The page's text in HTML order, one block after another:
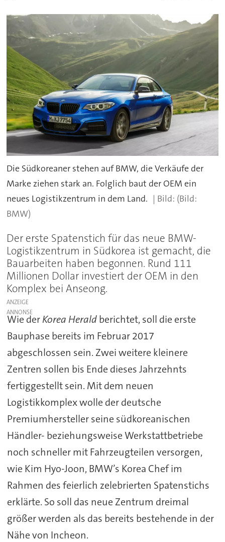
Die Südkoreaner stehen auf BMW, die Verkäufe der
Marke ziehen stark an. Folglich baut der OEM ein
neues Logistikzentrum in dem Land.
(Bild:
BMW)
Der erste Spatenstich für das neue BMW-
Logistikzentrum in Südkorea ist gemacht, die
Bauarbeiten haben begonnen. Rund 111
Millionen Dollar investiert der OEM in den
Komplex bei Anseong.
ANZEIGE
Wie derKorea Heraldberichtet, soll die erste
Bauphase bereits im Februar 2017
abgeschlossen sein. Zwei weitere kleinere
Zentren sollen bis Ende dieses Jahrzehnts
fertiggestellt sein. Mit dem neuen
Logistikkomplex wolle der deutsche
Premiumhersteller seine südkoreanischen
Händler- beziehungsweise Werkstattbetriebe
noch schneller mit Fahrzeugteilen versorgen,
wie Kim Hyo-Joon, BMW’s Korea Chef im
Rahmen des feierlich zelebrierten Spatenstichs
erklärte. So soll das neue Zentrum dreimal
größer werden als das bereits bestehende in der
Nähe von Incheon.